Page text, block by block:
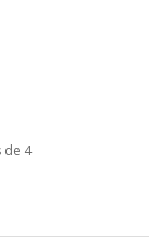
de 4